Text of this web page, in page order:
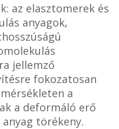
az elasztomerek és
anyagok,
jellemző
fokozatosan
a
a deformáló erő
törékeny.